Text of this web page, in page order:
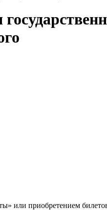
или приобретением